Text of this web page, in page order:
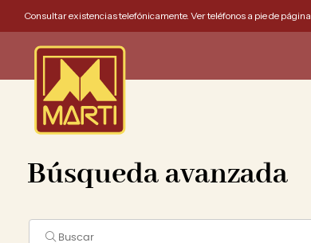
Consultar existencias telefónicamente. Ver teléfonos a pie de página
Búsqueda avanzada